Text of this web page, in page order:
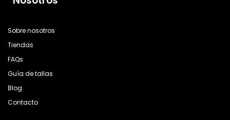
Sobre nosotros
Tiendas
FAQs
Guía de tallas
Blog
Contacto